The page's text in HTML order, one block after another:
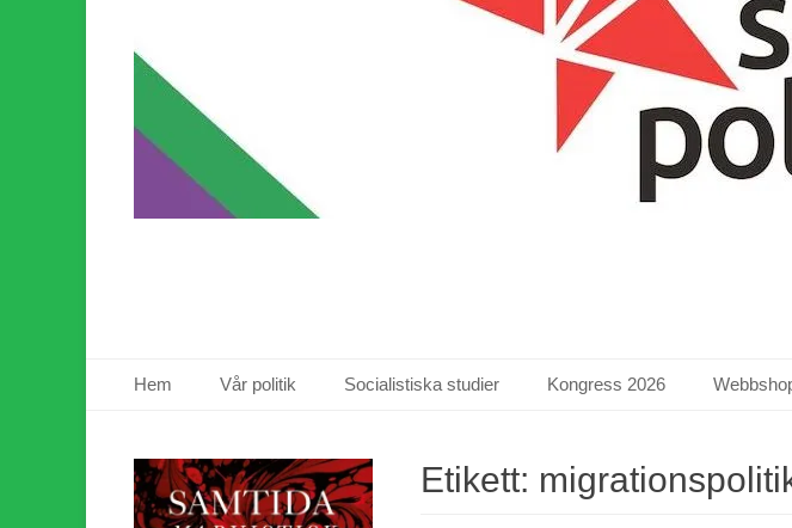
Primär meny
Hem Vår politik Socialistiska studier Kongress 2026
Etikett: